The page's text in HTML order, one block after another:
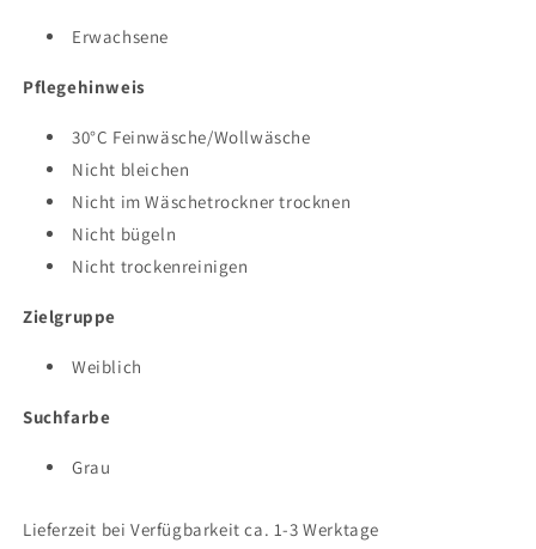
Erwachsene
Pflegehinweis
30°C Feinwäsche/Wollwäsche
Nicht bleichen
Nicht im Wäschetrockner trocknen
Nicht bügeln
Nicht trockenreinigen
Zielgruppe
Weiblich
Suchfarbe
Grau
Lieferzeit bei Verfügbarkeit ca. 1-3 Werktage